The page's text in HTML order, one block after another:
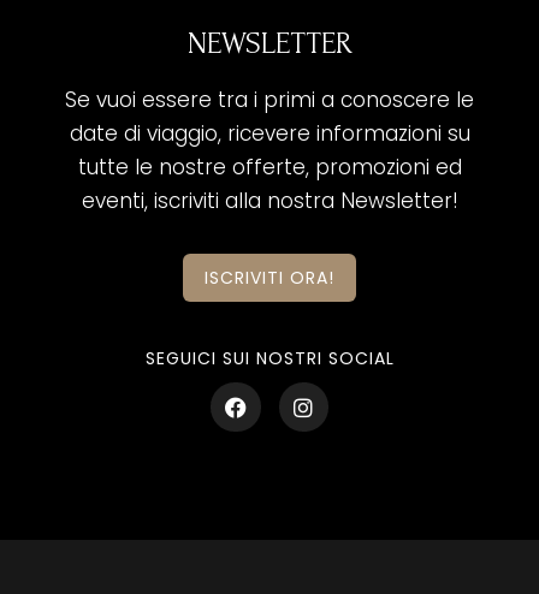
NEWSLETTER
Se vuoi essere tra i primi a conoscere le
date di viaggio, ricevere informazioni su
tutte le nostre offerte, promozioni ed
eventi, iscriviti alla nostra Newsletter!
ISCRIVITI ORA!
SEGUICI SUI NOSTRI SOCIAL